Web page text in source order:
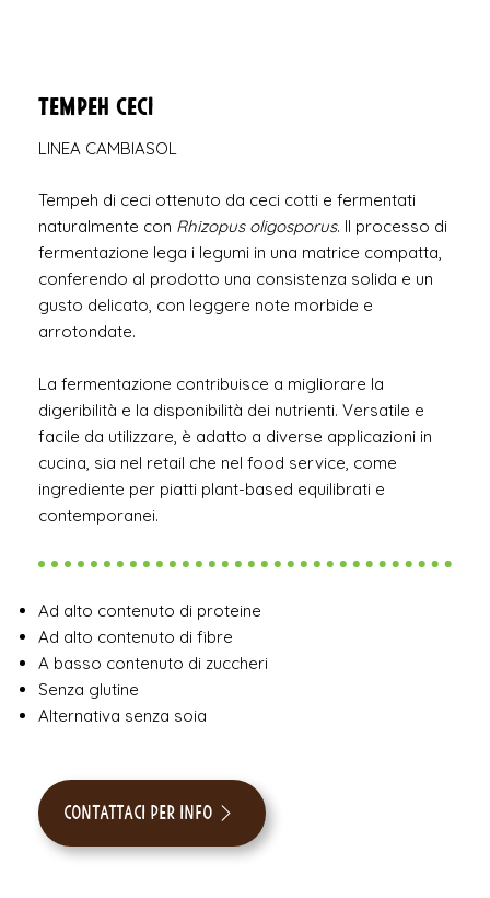
Tempeh Ceci
LINEA CAMBIASOL
Tempeh di ceci ottenuto da ceci cotti e fermentati
naturalmente con Rhizopus oligosporus. Il processo di
fermentazione lega i legumi in una matrice compatta,
conferendo al prodotto una consistenza solida e un
gusto delicato, con leggere note morbide e
arrotondate.
La fermentazione contribuisce a migliorare la
digeribilità e la disponibilità dei nutrienti. Versatile e
facile da utilizzare, è adatto a diverse applicazioni in
cucina, sia nel retail che nel food service, come
ingrediente per piatti plant-based equilibrati e
contemporanei.
Ad alto contenuto di proteine
Ad alto contenuto di fibre
A basso contenuto di zuccheri
Senza glutine
Alternativa senza soia
Contattaci per info